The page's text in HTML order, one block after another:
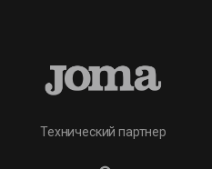
Технический партнер